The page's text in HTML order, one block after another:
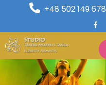
+48 502 149 678